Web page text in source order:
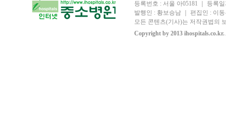
등록번호 : 서울 아05181 ｜ 등록
발행인 : 황보승남 ｜ 편집인 : 이
모든 콘텐츠(기사)는 저작권법의
Copyright by 2013 ihospitals.co.kr.